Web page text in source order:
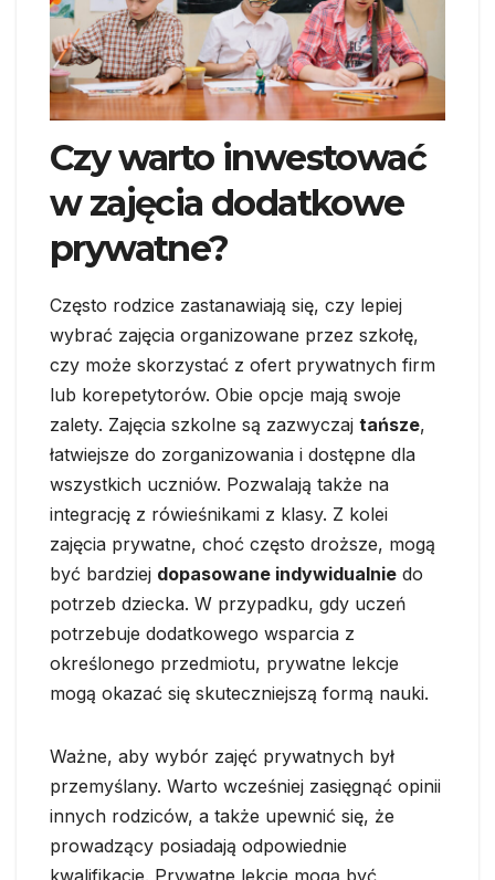
Czy warto inwestować
w zajęcia dodatkowe
prywatne?
Często rodzice zastanawiają się, czy lepiej
wybrać zajęcia organizowane przez szkołę,
czy może skorzystać z ofert prywatnych firm
lub korepetytorów. Obie opcje mają swoje
zalety. Zajęcia szkolne są zazwyczaj tańsze,
łatwiejsze do zorganizowania i dostępne dla
wszystkich uczniów. Pozwalają także na
integrację z rówieśnikami z klasy. Z kolei
zajęcia prywatne, choć często droższe, mogą
być bardziej dopasowane indywidualnie do
potrzeb dziecka. W przypadku, gdy uczeń
potrzebuje dodatkowego wsparcia z
określonego przedmiotu, prywatne lekcje
mogą okazać się skuteczniejszą formą nauki.
Ważne, aby wybór zajęć prywatnych był
przemyślany. Warto wcześniej zasięgnąć opinii
innych rodziców, a także upewnić się, że
prowadzący posiadają odpowiednie
kwalifikacje. Prywatne lekcje mogą być